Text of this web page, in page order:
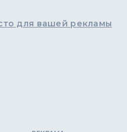
для вашей рекламы